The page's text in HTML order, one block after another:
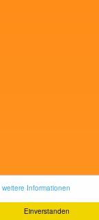
Einverstanden
weitere Informationen